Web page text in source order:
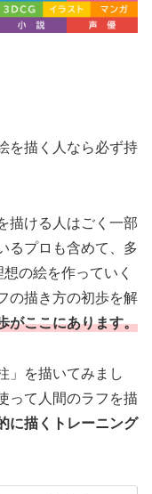
を描く人なら必ず持
描ける人はごく一部
るプロも含めて、多
の絵を作っていく
の描き方の初歩を解
がここにあります。
」を描いてみまし
って人間のラフを描
に描くトレーニング